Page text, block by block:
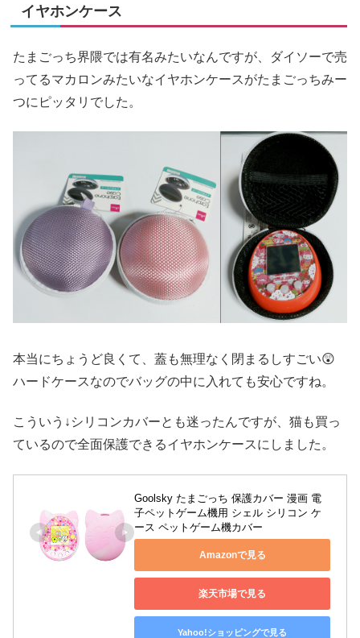
イヤホンケース
たまごっち界隈では有名みたいなんですが、ダイソーで売
ってるマカロンみたいなイヤホンケースがたまごっちみー
つにピッタリでした。
本当にちょうど良くて、蓋も無理なく閉まるしすごい😲
ハードケースなのでバッグの中に入れても安心ですね。
こういう↓シリコンカバーとも迷ったんですが、猫も買っ
ているので全面保護できるイヤホンケースにしました。
Goolsky たまごっち 保護カバー 漫画 電
子ペットゲーム機用 シェル シリコン ケ
ース ペットゲーム機カバー
Amazonで見る
楽天市場で見る
Yahoo!ショッピングで見る